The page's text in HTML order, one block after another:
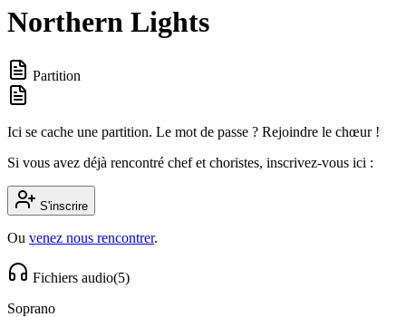
Northern Lights
Partition
Ici se cache une partition. Le mot de passe ? Rejoindre le chœur !
Si vous avez déjà rencontré chef et choristes, inscrivez-vous ici :
S'inscrire
Ou venez nous rencontrer.
Fichiers audio(5)
Soprano